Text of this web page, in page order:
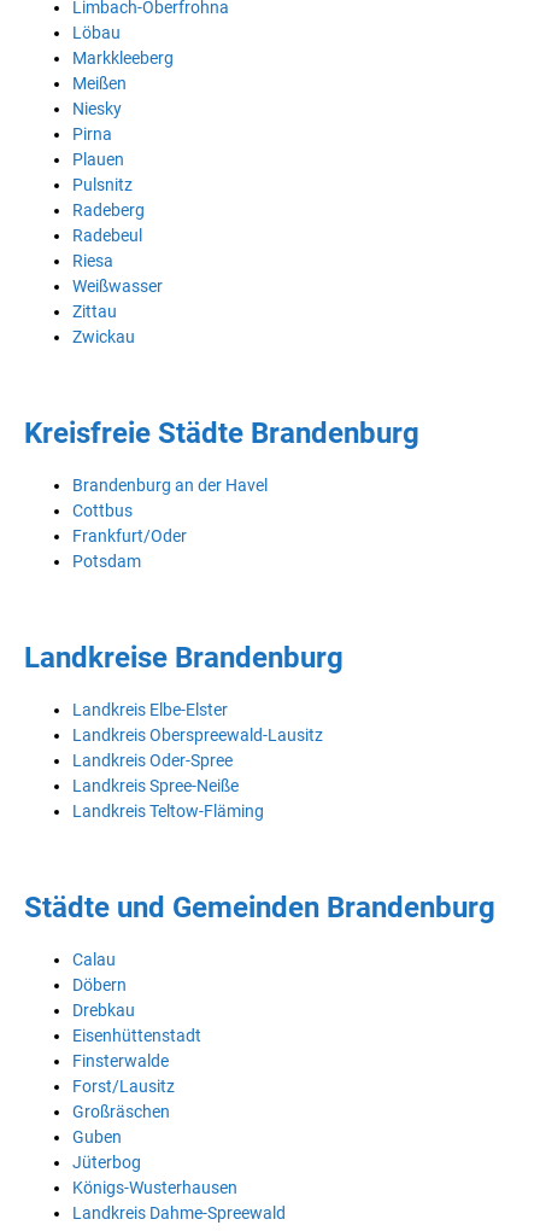
Limbach-Oberfrohna
Löbau
Markkleeberg
Meißen
Niesky
Pirna
Plauen
Pulsnitz
Radeberg
Radebeul
Riesa
Weißwasser
Zittau
Zwickau
Kreisfreie Städte Brandenburg
Brandenburg an der Havel
Cottbus
Frankfurt/Oder
Potsdam
Landkreise Brandenburg
Landkreis Elbe-Elster
Landkreis Oberspreewald-Lausitz
Landkreis Oder-Spree
Landkreis Spree-Neiße
Landkreis Teltow-Fläming
Städte und Gemeinden Brandenburg
Calau
Döbern
Drebkau
Eisenhüttenstadt
Finsterwalde
Forst/Lausitz
Großräschen
Guben
Jüterbog
Königs-Wusterhausen
Landkreis Dahme-Spreewald